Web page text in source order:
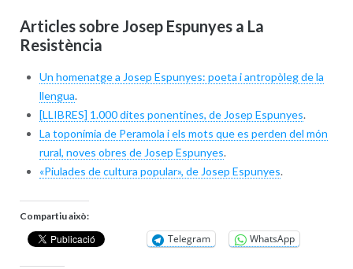
Articles sobre Josep Espunyes a La
Resistència
Un homenatge a Josep Espunyes: poeta i antropòleg de la
llengua.
[LLIBRES] 1.000 dites ponentines, de Josep Espunyes.
La toponímia de Peramola i els mots que es perden del món
rural, noves obres de Josep Espunyes.
«Piulades de cultura popular», de Josep Espunyes.
Compartiu això:
Telegram WhatsApp